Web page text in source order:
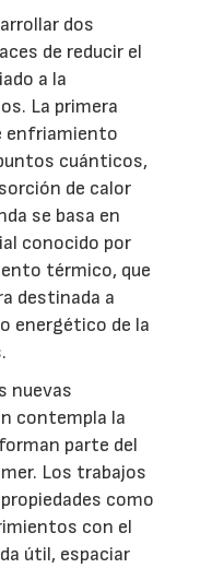
dos
de reducir el
a la
La primera
enfriamiento
cuánticos,
de calor
se basa en
conocido por
térmico, que
destinada a
energético de la
nuevas
contempla la
parte del
Los trabajos
como
con el
útil, espaciar